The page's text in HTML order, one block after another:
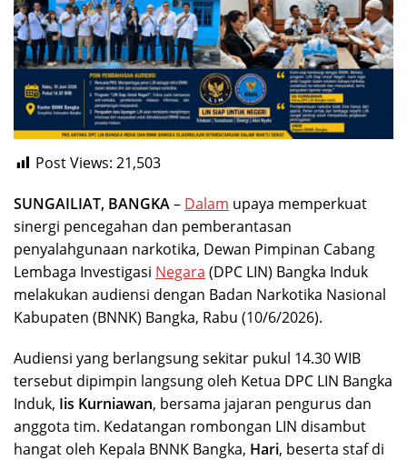
Post Views: 21,503
SUNGAILIAT, BANGKA– Dalam upaya memperkuat
sinergi pencegahan dan pemberantasan
penyalahgunaan narkotika, Dewan Pimpinan Cabang
Lembaga Investigasi Negara (DPC LIN) Bangka Induk
melakukan audiensi dengan Badan Narkotika Nasional
Kabupaten (BNNK) Bangka, Rabu (10/6/2026).
Audiensi yang berlangsung sekitar pukul 14.30 WIB
tersebut dipimpin langsung oleh Ketua DPC LIN Bangka
Induk, Iis Kurniawan, bersama jajaran pengurus dan
anggota tim. Kedatangan rombongan LIN disambut
hangat oleh Kepala BNNK Bangka, Hari, beserta staf di